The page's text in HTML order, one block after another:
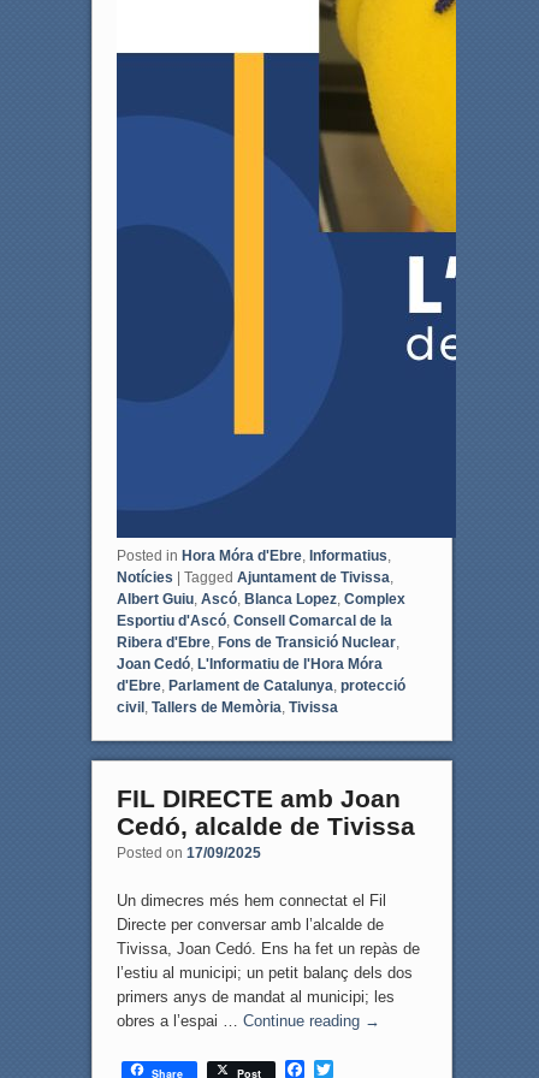
Posted in Hora Móra d'Ebre, Informatius
Notícies | Tagged Ajuntament de Tivissa
Albert Guiu, Ascó, Blanca Lopez, Complex
Esportiu d'Ascó, Consell Comarcal de la
Ribera d'Ebre, Fons de Transició Nuclear,
Joan Cedó, L'Informatiu de l'Hora Móra
d'Ebre, Parlament de Catalunya protecció
civil, Tallers de Memòria Tivissa
FIL DIRECTE amb Joan
Cedó, alcalde de Tivissa
Posted on 17/09/2025
Un dimecres més hem connectat el Fil
Directe per conversar amb l’alcalde de
Tivissa, Joan Cedó. Ens ha fet un repàs de
l’estiu al municipi; un petit balanç dels dos
primers anys de mandat al municipi; les
obres a l’espai … Continue reading →
Share Post
F
T